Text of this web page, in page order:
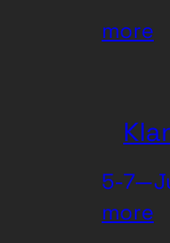
more:
5-
more: